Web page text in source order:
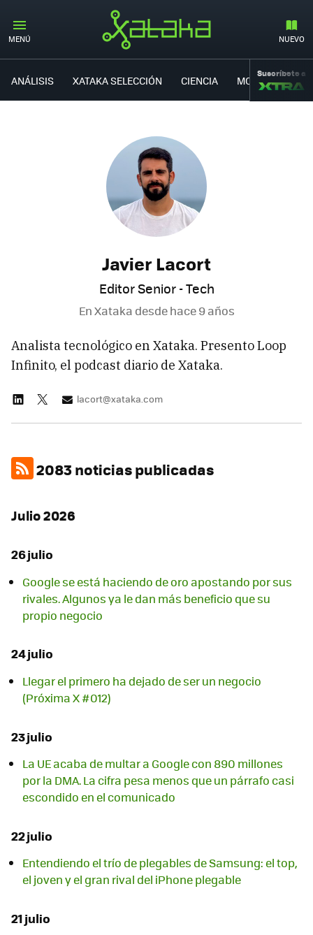
MENÚ NUEVO
ANÁLISIS XATAKA SELECCIÓN CIENCIA MOVILIDAD
Suscríbete a
Javier Lacort
Editor Senior - Tech
En Xataka desdehace 9 años
Analista tecnológico en Xataka. Presento Loop
Infinito, el podcast diario de Xataka.
lacort@xataka.com
2083 noticias publicadas
Julio 2026
26 julio
Google se está haciendo de oro apostando por sus
rivales. Algunos ya le dan más beneficio que su
propio negocio
24 julio
Llegar el primero ha dejado de ser un negocio
(Próxima X #012)
23 julio
La UE acaba de multar a Google con 890 millones
por la DMA. La cifra pesa menos que un párrafo casi
escondido en el comunicado
22 julio
Entendiendo el trío de plegables de Samsung: el top,
el joven y el gran rival del iPhone plegable
21 julio